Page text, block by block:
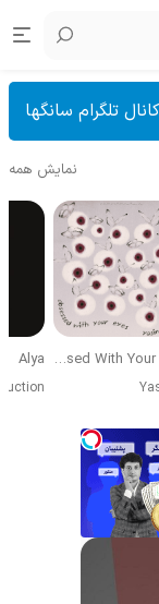
کانال تلگرام سانگها
نمایش همه
Obsessed With Your Eyes
Alya